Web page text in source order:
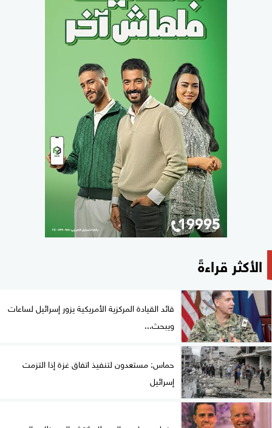
الأكثر قراءةً
قائد القيادة المركزية الأمريكية يزور إسرائيل لساعات
ويبحث...
حماس: مستعدون لتنفيذ اتفاق غزة إذا التزمت
إسرائيل